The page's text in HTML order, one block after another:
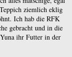
ziemlich eklig
Ich hab die RFK
gebracht und in die
ihr Futter in der